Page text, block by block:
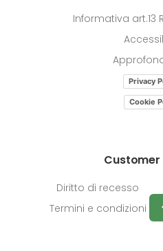
Informativa art.13
Privacy
Cookie
Customer
Diritto di recesso
Termini e condizioni